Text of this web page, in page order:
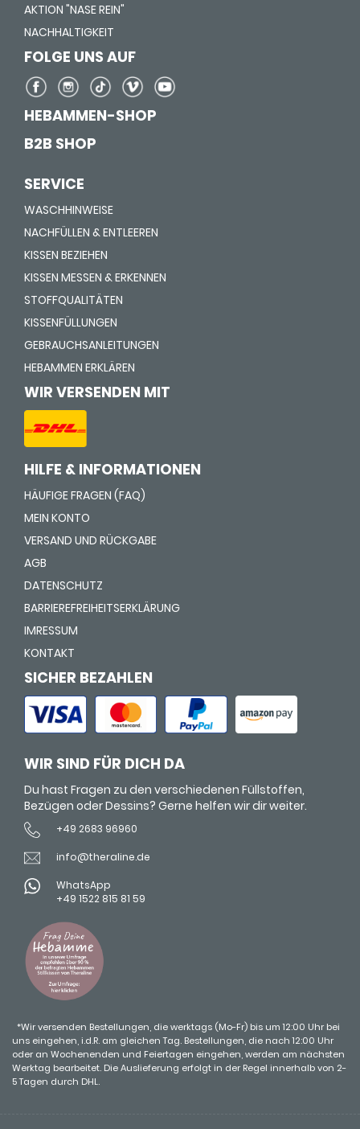
AKTION "NASE REIN"
NACHHALTIGKEIT
FOLGE UNS AUF
HEBAMMEN-SHOP
B2B SHOP
SERVICE
WASCHHINWEISE
NACHFÜLLEN & ENTLEEREN
KISSEN BEZIEHEN
KISSEN MESSEN & ERKENNEN
STOFFQUALITÄTEN
KISSENFÜLLUNGEN
GEBRAUCHSANLEITUNGEN
HEBAMMEN ERKLÄREN
WIR VERSENDEN MIT
HILFE & INFORMATIONEN
HÄUFIGE FRAGEN (FAQ)
MEIN KONTO
VERSAND UND RÜCKGABE
AGB
DATENSCHUTZ
BARRIEREFREIHEITSERKLÄRUNG
IMRESSUM
KONTAKT
SICHER BEZAHLEN
WIR SIND FÜR DICH DA
Du hast Fragen zu den verschiedenen Füllstoffen,
Bezügen oder Dessins? Gerne helfen wir dir weiter.
+49 2683 96960
info@theraline.de
WhatsApp
+49 1522 815 81 59
*Wir versenden Bestellungen, die werktags (Mo-Fr) bis um 12:00 Uhr bei
uns eingehen, i.d.R. am gleichen Tag. Bestellungen, die nach 12:00 Uhr
oder an Wochenenden und Feiertagen eingehen, werden am nächsten
Werktag bearbeitet. Die Auslieferung erfolgt in der Regel innerhalb von 2-
5 Tagen durch DHL.